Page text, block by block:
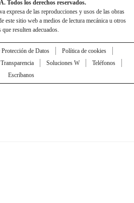
Todos los derechos reservados.
expresa de las reproducciones y usos de las obras
este sitio web a medios de lectura mecánica u otros
que resulten adecuados.
de Datos
Política de cookies
Transparencia Soluciones W
Teléfonos
Escríbanos